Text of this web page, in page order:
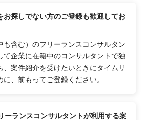
お探しでない方のご登録も歓迎してお
も含む）のフリーランスコンサルタン
て企業に在籍中のコンサルタントで独
、案件紹介を受けたいときにタイムリ
、前もってご登録ください。
ーランスコンサルタントが利用する案